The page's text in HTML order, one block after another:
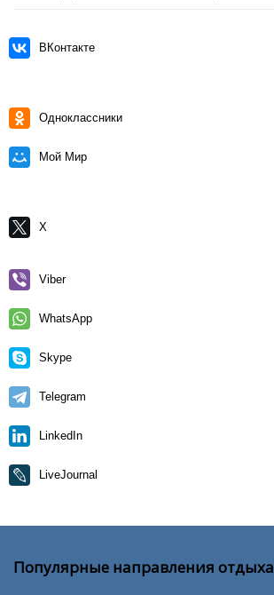
ВКонтакте
Одноклассники
Мой Мир
X
Viber
WhatsApp
Skype
Telegram
LinkedIn
LiveJournal
Популярные направления отдыха